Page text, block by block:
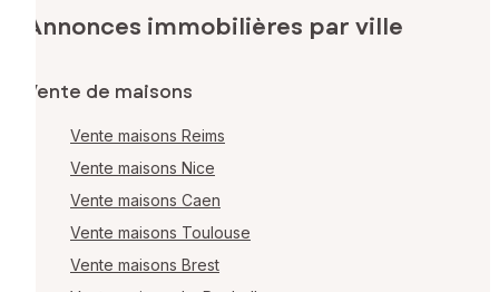
Annonces immobilières par ville
Vente de maisons
Vente maisons Reims
Vente maisons Nice
Vente maisons Caen
Vente maisons Toulouse
Vente maisons Brest